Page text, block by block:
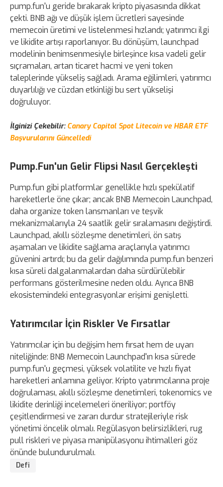
pump.fun'u geride bırakarak kripto piyasasında dikkat
çekti. BNB ağı ve düşük işlem ücretleri sayesinde
memecoin üretimi ve listelenmesi hızlandı; yatırımcı ilgi
ve likidite artışı raporlanıyor. Bu dönüşüm, launchpad
modelinin benimsenmesiyle birleşince kısa vadeli gelir
sıçramaları, artan ticaret hacmi ve yeni token
taleplerinde yükseliş sağladı. Arama eğilimleri, yatırımcı
duyarlılığı ve cüzdan etkinliği bu sert yükselişi
doğruluyor.
İlginizi Çekebilir: Canary Capital Spot Litecoin ve HBAR ETF
Başvurularını Güncelledi
Pump.Fun'un Gelir Flipsi Nasıl Gerçekleşti
Pump.fun gibi platformlar genellikle hızlı spekülatif
hareketlerle öne çıkar; ancak BNB Memecoin Launchpad,
daha organize token lansmanları ve teşvik
mekanizmalarıyla 24 saatlik gelir sıralamasını değiştirdi.
Launchpad, akıllı sözleşme denetimleri, ön satış
aşamaları ve likidite sağlama araçlarıyla yatırımcı
güvenini artırdı; bu da gelir dağılımında pump.fun benzeri
kısa süreli dalgalanmalardan daha sürdürülebilir
performans gösterilmesine neden oldu. Ayrıca BNB
ekosistemindeki entegrasyonlar erişimi genişletti.
Yatırımcılar İçin Riskler Ve Fırsatlar
Yatırımcılar için bu değişim hem fırsat hem de uyarı
niteliğinde: BNB Memecoin Launchpad'ın kısa sürede
pump.fun'u geçmesi, yüksek volatilite ve hızlı fiyat
hareketleri anlamına geliyor. Kripto yatırımcılarına proje
doğrulaması, akıllı sözleşme denetimleri, tokenomics ve
likidite derinliği incelemeleri öneriliyor; portföy
çeşitlendirmesi ve zararı durdur stratejileriyle risk
yönetimi öncelik olmalı. Regülasyon belirsizlikleri, rug
pull riskleri ve piyasa manipülasyonu ihtimalleri göz
önünde bulundurulmalı.
Defi